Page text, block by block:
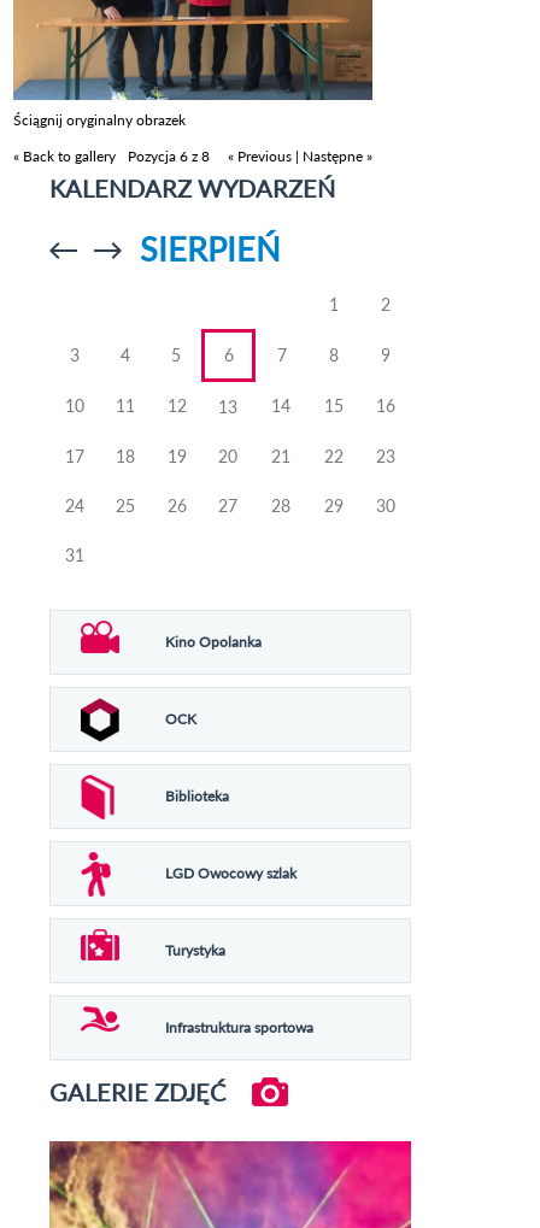
Ściągnij oryginalny obrazek
« Back to gallery
Pozycja 6 z 8 « Previous | Następne »
KALENDARZ WYDARZEŃ
Przejdź doPrzejdź do
SIERPIEŃ
1 2
3 4 5 6 7 8 9
10 11 12 13 14 15 16
17 18 19 20 21 22 23
24 25 26 27 28 29 30
31
Kino Opolanka
OCK
Biblioteka
LGD Owocowy szlak
Turystyka
Infrastruktura sportowa
GALERIE ZDJĘĆ